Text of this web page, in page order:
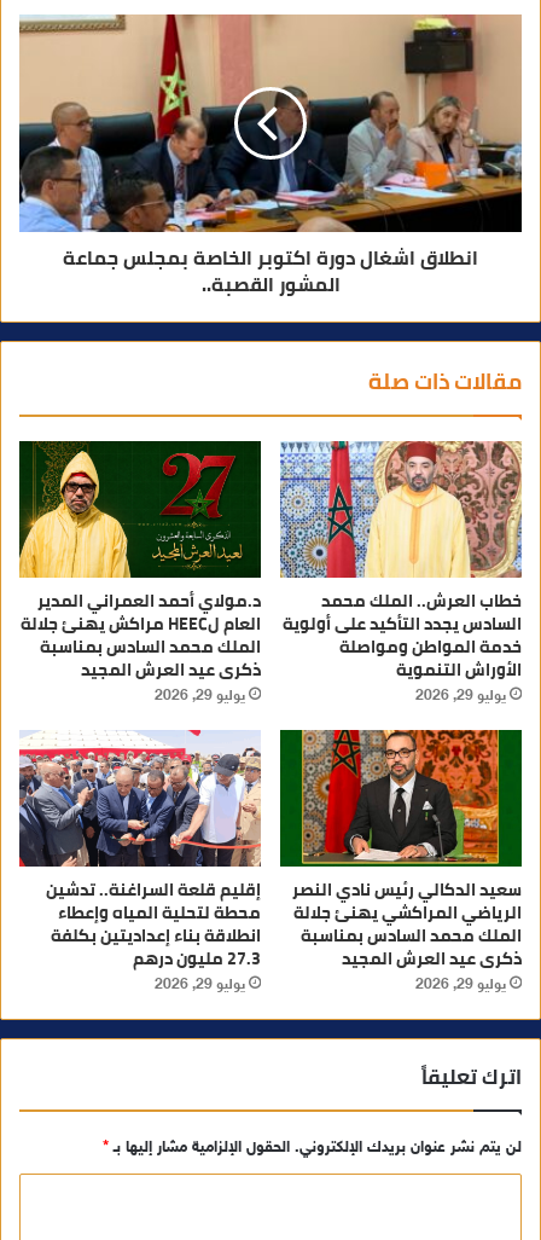
انطلاق اشغال دورة اكتوبر الخاصة بمجلس جماعة
المشور القصبة..
مقالات ذات صلة
خطاب العرش.. الملك محمد
السادس يجدد التأكيد على أولوية
خدمة المواطن ومواصلة
الأوراش التنموية
يوليو 29, 2026
د.مولاي أحمد العمراني المدير
العام لHEEC مراكش يهنئ جلالة
الملك محمد السادس بمناسبة
ذكرى عيد العرش المجيد
يوليو 29, 2026
سعيد الدكالي رئيس نادي النصر
الرياضي المراكشي يهنئ جلالة
الملك محمد السادس بمناسبة
ذكرى عيد العرش المجيد
يوليو 29, 2026
إقليم قلعة السراغنة.. تدشين
محطة لتحلية المياه وإعطاء
انطلاقة بناء إعداديتين بكلفة
27.3 مليون درهم
يوليو 29, 2026
اترك تعليقاً
لن يتم نشر عنوان بريدك الإلكتروني. الحقول الإلزامية مشار إليها بـ*